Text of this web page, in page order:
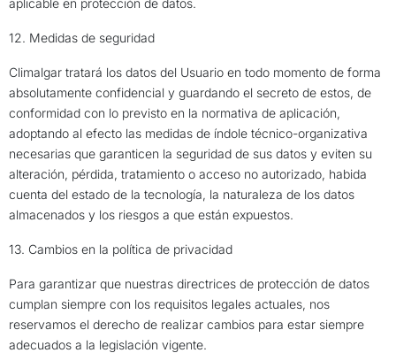
12. Medidas de seguridad
Climalgar tratará los datos del Usuario en todo momento de forma
absolutamente confidencial y guardando el secreto de estos, de
conformidad con lo previsto en la normativa de aplicación,
adoptando al efecto las medidas de índole técnico-organizativa
necesarias que garanticen la seguridad de sus datos y eviten su
alteración, pérdida, tratamiento o acceso no autorizado, habida
cuenta del estado de la tecnología, la naturaleza de los datos
almacenados y los riesgos a que están expuestos.
13. Cambios en la política de privacidad
Para garantizar que nuestras directrices de protección de datos
cumplan siempre con los requisitos legales actuales, nos
reservamos el derecho de realizar cambios para estar siempre
adecuados a la legislación vigente.